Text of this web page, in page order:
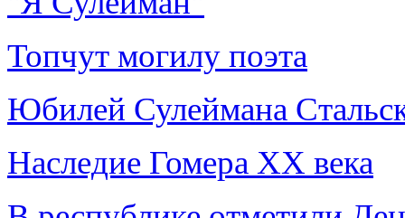
Топчут могилу поэта
Юбилей Сулеймана
Наследие Гомера ХХ века